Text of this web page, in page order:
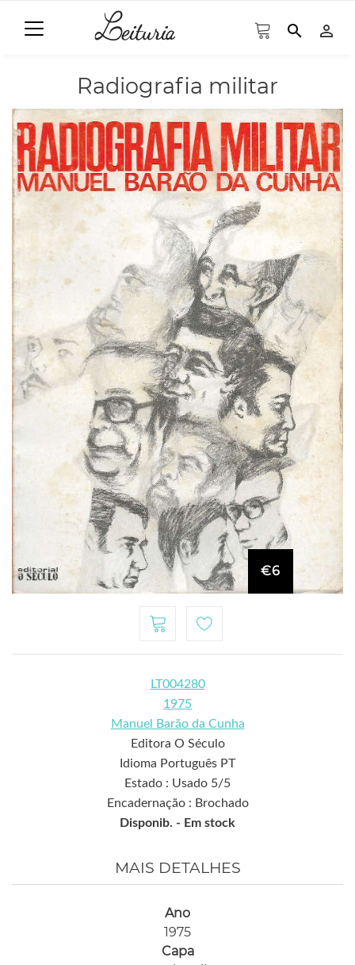
search person_outline
Radiografia militar
€6
LT004280
1975
Manuel Barão da Cunha
Editora O Século
Idioma Português PT
Estado : Usado 5/5
Encadernação : Brochado
Disponib. - Em stock
MAIS DETALHES
Ano
1975
Capa